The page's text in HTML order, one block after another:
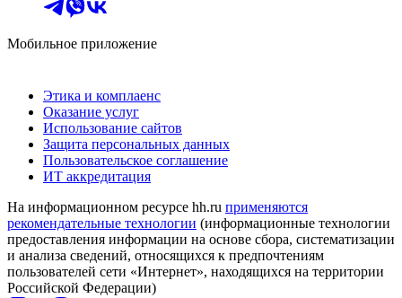
Мобильное приложение
Этика и комплаенс
Оказание услуг
Использование сайтов
Защита персональных данных
Пользовательское соглашение
ИТ аккредитация
На информационном ресурсе hh.ru применяются
рекомендательные технологии (информационные технологии
предоставления информации на основе сбора, систематизации
и анализа сведений, относящихся к предпочтениям
пользователей сети «Интернет», находящихся на территории
Российской Федерации)